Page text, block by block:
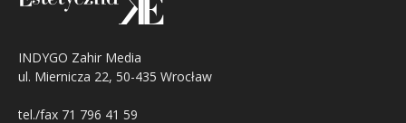
INDYGO Zahir Media
ul. Miernicza 22, 50-435 Wrocław
tel./fax 71 796 41 59